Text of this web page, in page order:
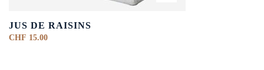
JUS DE RAISINS
CHF 15.00